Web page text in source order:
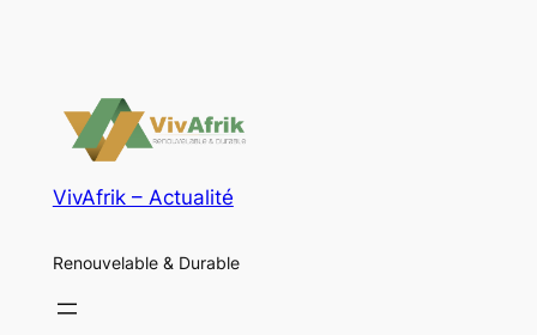
VivAfrik – Actualité
Renouvelable & Durable